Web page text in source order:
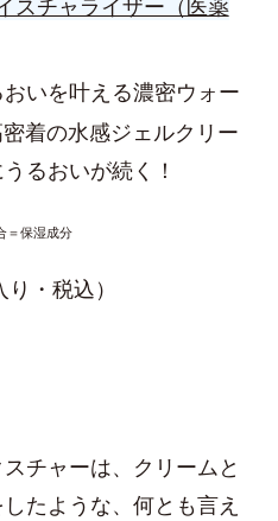
スチャライザー（医薬
いを叶える濃密ウォー
着の水感ジェルクリー
るおいが続く！
＝保湿成分
・税込）
チャーは、クリームと
たような、何とも言え